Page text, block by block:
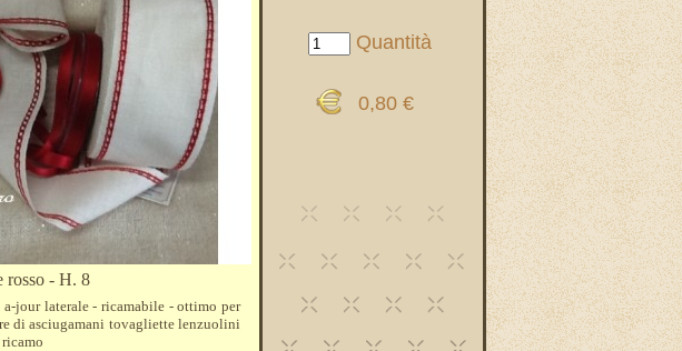
Quantità
0,80 €
rosso - H. 8
jour laterale - ricamabile - ottimo per
di asciugamani tovagliette lenzuolini